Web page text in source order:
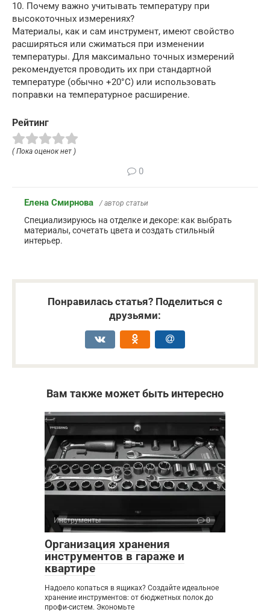
10. Почему важно учитывать температуру при
высокоточных измерениях?
Материалы, как и сам инструмент, имеют свойство
расширяться или сжиматься при изменении
температуры. Для максимально точных измерений
рекомендуется проводить их при стандартной
температуре (обычно +20°C) или использовать
поправки на температурное расширение.
Рейтинг
( Пока оценок нет )
0
Елена Смирнова / автор статьи
Специализируюсь на отделке и декоре: как выбрать
материалы, сочетать цвета и создать стильный
интерьер.
Понравилась статья? Поделиться с
друзьями:
Вам также может быть интересно
Инструменты 0
Организация хранения
инструментов в гараже и
квартире
Надоело копаться в ящиках? Создайте идеальное
хранение инструментов: от бюджетных полок до
профи-систем. Экономьте